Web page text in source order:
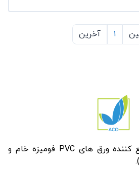
1 آخرین
آکو، وارد کننده و توزیع کننده ورق های PVC فومیزه خام و